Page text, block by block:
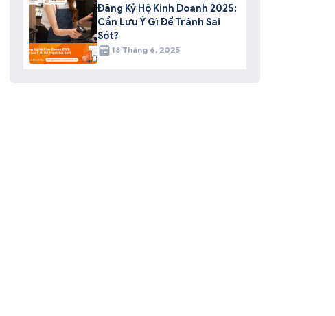
Đăng Ký Hộ Kinh Doanh 2025:
Cần Lưu Ý Gì Để Tránh Sai
Sót?
18 Tháng 6, 2025